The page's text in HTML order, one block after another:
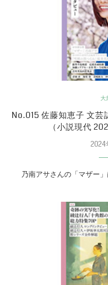
大
No.015 佐藤知恵子 文芸
（小説現代
2024
乃南アサさんの「マザー